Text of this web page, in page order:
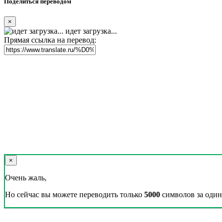
×
идет загрузка...
Прямая ссылка на перевод:
×
Очень жаль,
Но сейчас вы можете переводить только 5000 символов за